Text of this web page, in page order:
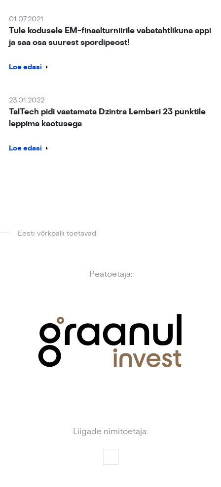
01.07.2021
Tule kodusele EM-finaalturniirile vabatahtlikuna appi
ja saa osa suurest spordipeost!
Loe edasi
23.01.2022
TalTech pidi vaatamata Dzintra Lemberi 23 punktile
leppima kaotusega
Loe edasi
Eesti võrkpalli toetavad:
Peatoetaja:
Liigade nimitoetaja: